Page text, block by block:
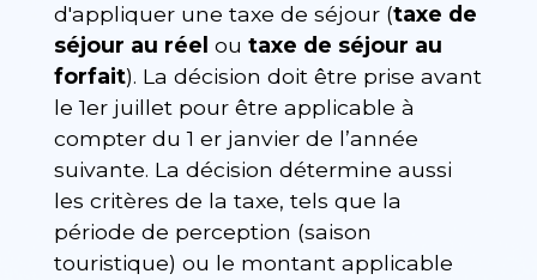
d'appliquer une taxe de séjour (taxe de
séjour au réel ou taxe de séjour au
forfait). La décision doit être prise avant
le 1er juillet pour être applicable à
compter du 1 er janvier de l’année
suivante. La décision détermine aussi
les critères de la taxe, tels que la
période de perception (saison
touristique) ou le montant applicable